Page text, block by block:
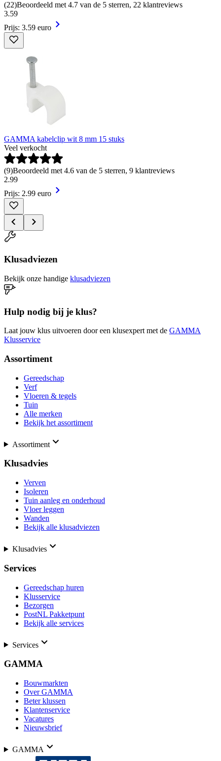
(22)Beoordeeld met 4.7 van de 5 sterren, 22 klantreviews
3.59
Prijs: 3.59 euro
GAMMA kabelclip wit 8 mm 15 stuks
Veel verkocht
(9)Beoordeeld met 4.6 van de 5 sterren, 9 klantreviews
2.99
Prijs: 2.99 euro
Klusadviezen
Bekijk onze handige klusadviezen
Hulp nodig bij je klus?
Laat jouw klus uitvoeren door een klusexpert met de GAMMA
Klusservice
Assortiment
Gereedschap
Verf
Vloeren & tegels
Tuin
Alle merken
Bekijk het assortiment
Assortiment
Klusadvies
Verven
Isoleren
Tuin aanleg en onderhoud
Vloer leggen
Wanden
Bekijk alle klusadviezen
Klusadvies
Services
Gereedschap huren
Klusservice
Bezorgen
PostNL Pakketpunt
Bekijk alle services
Services
GAMMA
Bouwmarkten
Over GAMMA
Beter klussen
Klantenservice
Vacatures
Nieuwsbrief
GAMMA